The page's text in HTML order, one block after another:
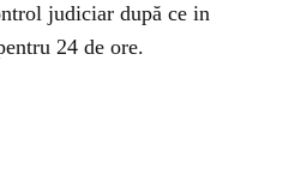
judiciar după ce in
24 de ore.